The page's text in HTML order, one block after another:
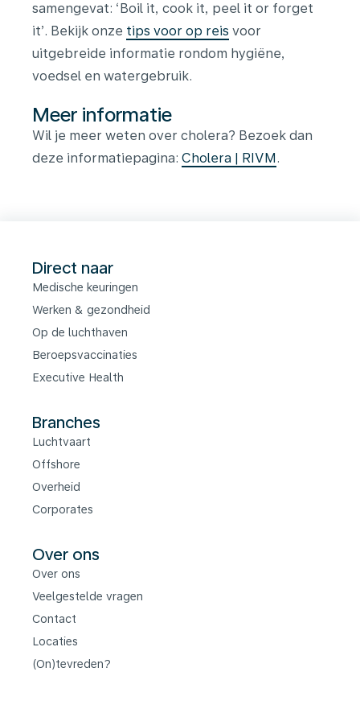
samengevat: ‘Boil it, cook it, peel it or forget
it’. Bekijk onze tips voor op reis voor
uitgebreide informatie rondom hygiëne,
voedsel en watergebruik.
Meer informatie
Wil je meer weten over cholera? Bezoek dan
deze informatiepagina: Cholera | RIVM .
Direct naar
Medische keuringen
Werken & gezondheid
Op de luchthaven
Beroepsvaccinaties
Executive Health
Branches
Luchtvaart
Offshore
Overheid
Corporates
Over ons
Over ons
Veelgestelde vragen
Contact
Locaties
(On)tevreden?